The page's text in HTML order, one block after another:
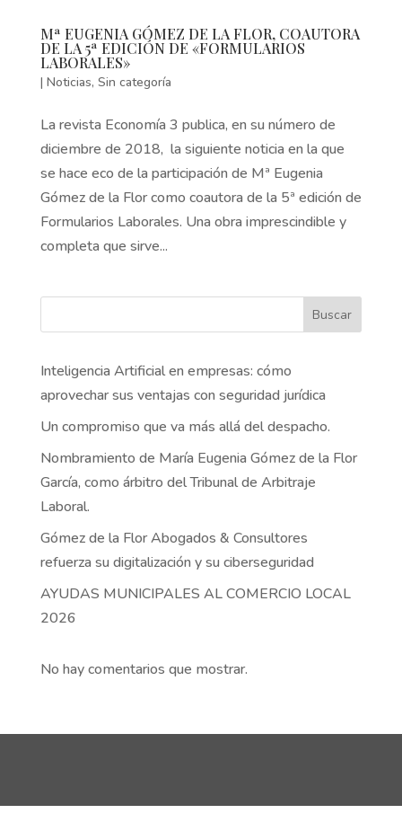
Mª EUGENIA GÓMEZ DE LA FLOR, COAUTORA
DE LA 5ª EDICIÓN DE «FORMULARIOS
LABORALES»
| Noticias, Sin categoría
La revista Economía 3 publica, en su número de
diciembre de 2018, la siguiente noticia en la que
se hace eco de la participación de Mª Eugenia
Gómez de la Flor como coautora de la 5ª edición de
Formularios Laborales. Una obra imprescindible y
completa que sirve...
Buscar
Inteligencia Artificial en empresas: cómo
aprovechar sus ventajas con seguridad jurídica
Un compromiso que va más allá del despacho.
Nombramiento de María Eugenia Gómez de la Flor
García, como árbitro del Tribunal de Arbitraje
Laboral.
Gómez de la Flor Abogados & Consultores
refuerza su digitalización y su ciberseguridad
AYUDAS MUNICIPALES AL COMERCIO LOCAL
2026
No hay comentarios que mostrar.